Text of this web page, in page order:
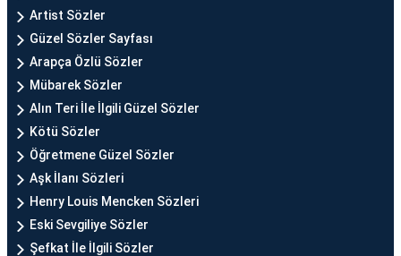
Artist Sözler
Güzel Sözler Sayfası
Arapça Özlü Sözler
Mübarek Sözler
Alın Teri İle İlgili Güzel Sözler
Kötü Sözler
Öğretmene Güzel Sözler
Aşk İlanı Sözleri
Henry Louis Mencken Sözleri
Eski Sevgiliye Sözler
Şefkat İle İlgili Sözler